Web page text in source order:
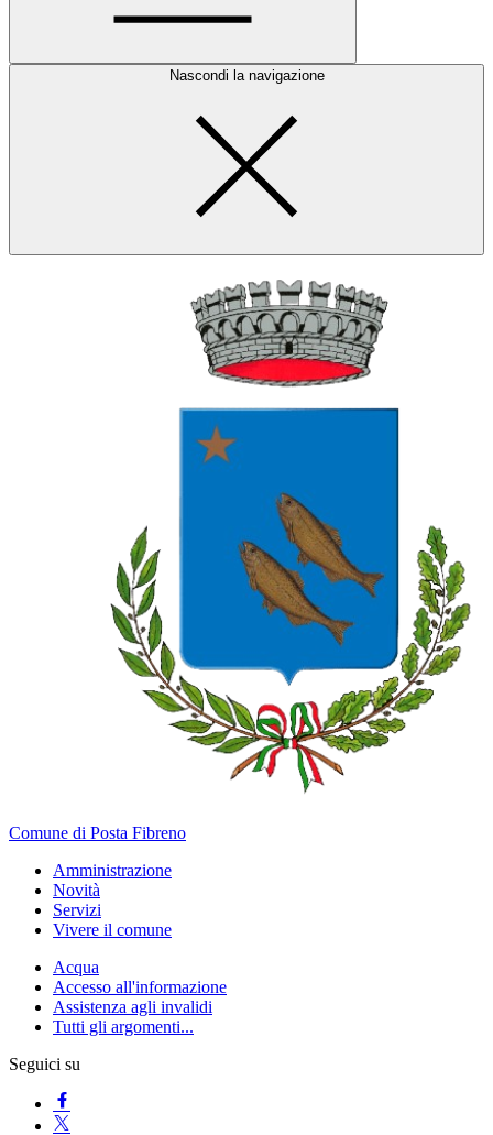
Nascondi la navigazione
Comune di Posta Fibreno
Amministrazione
Novità
Servizi
Vivere il comune
Acqua
Accesso all'informazione
Assistenza agli invalidi
Tutti gli argomenti...
Seguici su